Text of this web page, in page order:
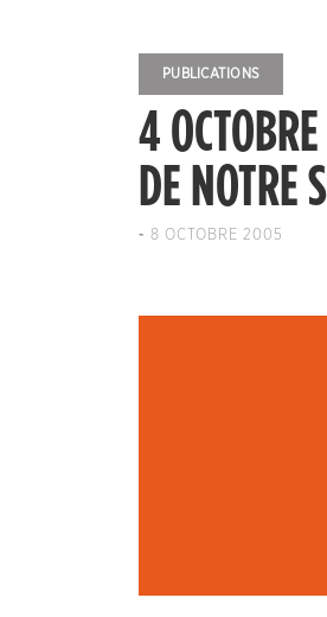
PUBLICATIONS
4
DE NOTRE
- 8 OCTOBRE 2005